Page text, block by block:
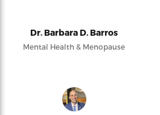
Dr. Barbara D. Barros
Mental Health & Menopause